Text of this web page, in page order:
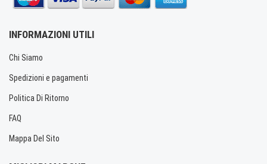
INFORMAZIONI UTILI
Chi Siamo
Spedizioni e pagamenti
Politica Di Ritorno
FAQ
Mappa Del Sito